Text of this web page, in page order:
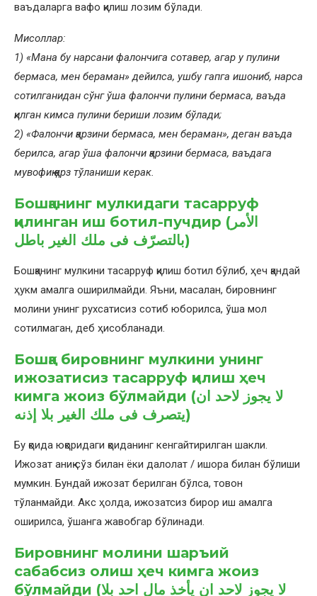
ваъдаларга вафо қилиш лозим бўлади.
Мисоллар:
1) «Мана бу нарсани фалончига сотавер, агар у пулини
бермаса, мен бераман» дейилса, ушбу гапга ишониб, нарса
сотилганидан сўнг ўша фалончи пулини бермаса, ваъда
қилган кимса пулини бериши лозим бўлади;
2) «Фалончи қарзини бермаса, мен бераман», деган ваъда
берилса, агар ўша фалончи қарзини бермаса, ваъдага
мувофиқ қарз тўланиши керак.
Бошқанинг мулкидаги тасарруф
қилинган иш ботил-пучдир (الأمر
بالتصرّف فى ملك الغير باطل)
Бошқанинг мулкини тасарруф қилиш ботил бўлиб, ҳеч қандай
ҳукм амалга оширилмайди. Яъни, масалан, бировнинг
молини унинг рухсатисиз сотиб юборилса, ўша мол
сотилмаган, деб ҳисобланади.
Бошқа бировнинг мулкини унинг
ижозатисиз тасарруф қилиш ҳеч
кимга жоиз бўлмайди (لا يجوز لاحد ان
يتصرف فى ملك الغير بلا إذنه)
Бу қоида юқоридаги қоиданинг кенгайтирилган шакли.
Ижозат аниқ сўз билан ёки далолат / ишора билан бўлиши
мумкин. Бундай ижозат берилган бўлса, товон
тўланмайди. Акс ҳолда, ижозатсиз бирор иш амалга
оширилса, ўшанга жавобгар бўлинади.
Бировнинг молини шаръий
сабабсиз олиш ҳеч кимга жоиз
бўлмайди (لا يجوز لاحد ان يأخذ مال احد بلا